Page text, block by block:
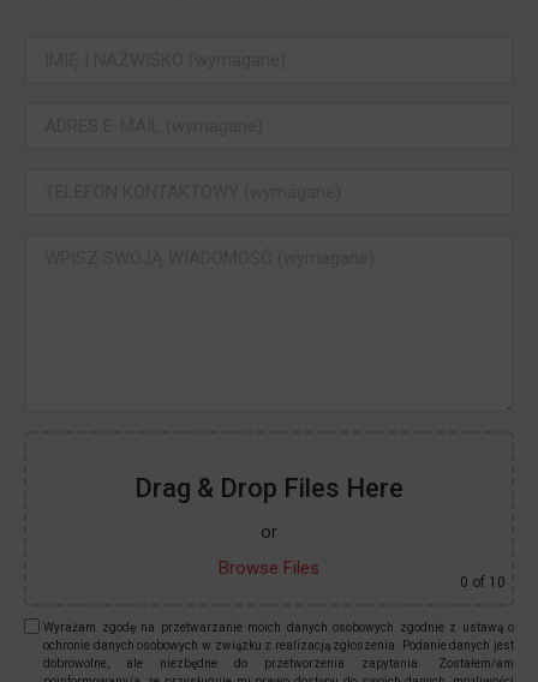
Drag & Drop Files Here
or
Browse Files
0 of 10
Wyrażam zgodę na przetwarzanie moich danych osobowych zgodnie z ustawą o
ochronie danych osobowych w związku z realizacją zgłoszenia. Podanie danych jest
dobrowolne, ale niezbędne do przetworzenia zapytania. Zostałem/am